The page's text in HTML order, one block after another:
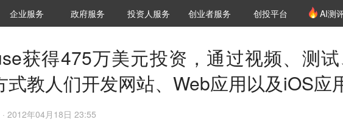
36Kr研究院
企业服务 城市之窗
政府服务 VClub投资机构库
投资机构职位推介
投资人服务 创投氪堂
创业者服务 创投平台 AI测
获得475万美元投资，通过视频、测
式教人们开发网站、Web应用以及iOS应
· 2012年04月18日 23:55